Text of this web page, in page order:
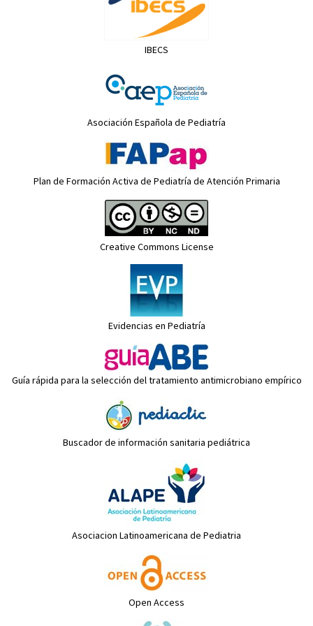
IBECS
Asociación Española de Pediatría
Plan de Formación Activa de Pediatría de Atención Primaria
Creative Commons License
Evidencias en Pediatría
Guía rápida para la selección del tratamiento antimicrobiano empírico
Buscador de información sanitaria pediátrica
Asociacion Latinoamericana de Pediatria
Open Access